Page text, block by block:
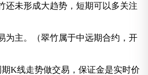
还未形成大趋势，短期可以多关注
为主。（翠竹属于中远期合约，开
K线走势做交易，保证金是实时价